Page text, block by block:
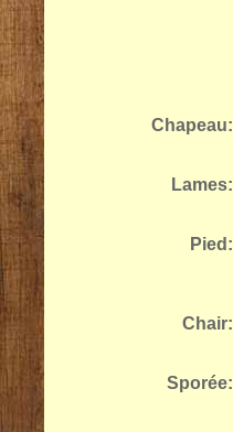
Chapeau:
Lames:
Pied:
Chair:
Sporée: